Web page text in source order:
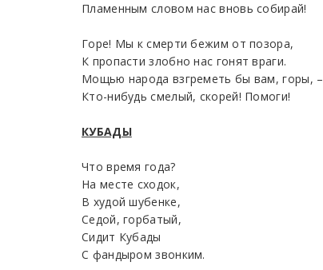
Пламенным словом нас вновь собирай!
Горе! Мы к смерти бежим от позора,
К пропасти злобно нас гонят враги.
Мощью народа взгреметь бы вам, горы, –
Кто-нибудь смелый, скорей! Помоги!
КУБАДЫ
Что время года?
На месте сходок,
В худой шубенке,
Седой, горбатый,
Сидит Кубады
С фандыром звонким.